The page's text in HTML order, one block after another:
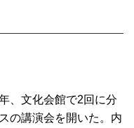
、文化会館で2回に分
の講演会を開いた。内